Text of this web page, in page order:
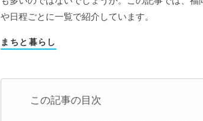
や日程ごとに一覧で紹介しています。
まちと暮らし
この記事の目次